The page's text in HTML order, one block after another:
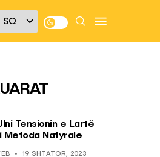
Tensionin e Lartë
Metoda Natyrale
19 SHTATOR, 2023